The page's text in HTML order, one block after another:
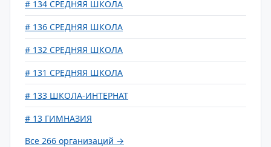
# 134 СРЕДНЯЯ ШКОЛА
# 136 СРЕДНЯЯ ШКОЛА
# 132 СРЕДНЯЯ ШКОЛА
# 131 СРЕДНЯЯ ШКОЛА
# 133 ШКОЛА-ИНТЕРНАТ
# 13 ГИМНАЗИЯ
Все 266 организаций →